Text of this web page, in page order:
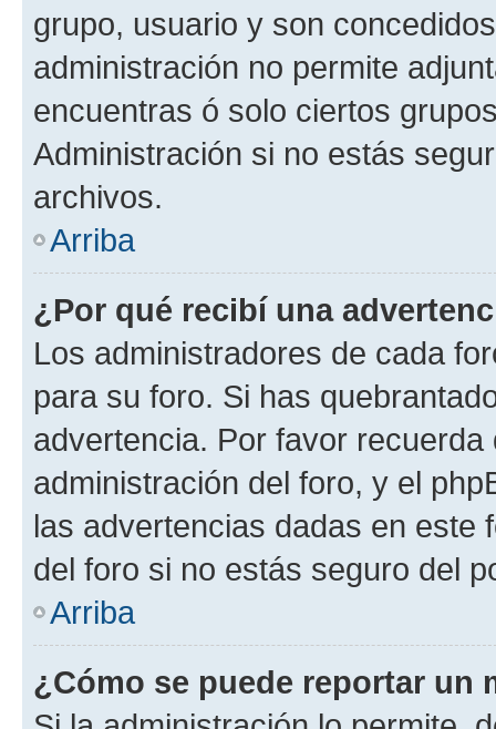
grupo, usuario y son
administración no permite
encuentras ó solo ciertos
Administración si no estás
archivos.
Arriba
¿Por qué recibí una
Los administradores de cada
para su foro. Si has
advertencia. Por favor
administración del foro, y el
las advertencias dadas en este
del foro si no estás seguro del
Arriba
¿Cómo se puede reportar un